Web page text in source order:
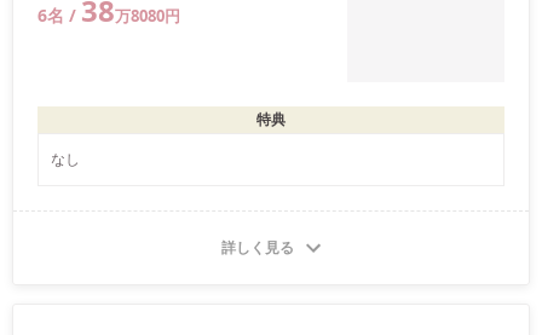
6名 / 38万8080円
特典
なし
詳しく見る